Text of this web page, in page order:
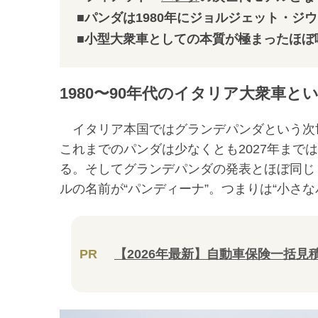
■パンダは1980年にジョルジェット・ジ
■小型大衆車としての本質が極まったほ
1980〜90年代のイタリア大衆車と
イタリア本国ではグランデパンダという
これまでのパンダは少なくとも2027年まで
る。そしてグランデパンダの発表とほぼ同
ルの名前が“パンディーナ”。つまりは“小さ
PR 【2026年最新】自動車保険一括